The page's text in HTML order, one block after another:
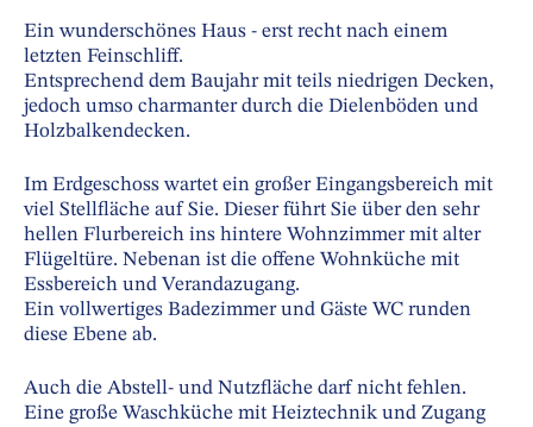
Ein wunderschönes Haus - erst recht nach einem
letzten Feinschliff.
Entsprechend dem Baujahr mit teils niedrigen Decken,
jedoch umso charmanter durch die Dielenböden und
Holzbalkendecken.
Im Erdgeschoss wartet ein großer Eingangsbereich mit
viel Stellfläche auf Sie. Dieser führt Sie über den sehr
hellen Flurbereich ins hintere Wohnzimmer mit alter
Flügeltüre. Nebenan ist die offene Wohnküche mit
Essbereich und Verandazugang.
Ein vollwertiges Badezimmer und Gäste WC runden
diese Ebene ab.
Auch die Abstell- und Nutzfläche darf nicht fehlen.
Eine große Waschküche mit Heiztechnik und Zugang